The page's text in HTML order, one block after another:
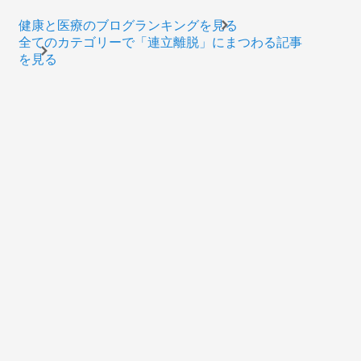
健康と医療のブログランキングを見る
全てのカテゴリーで「連立離脱」にまつわる記事
を見る